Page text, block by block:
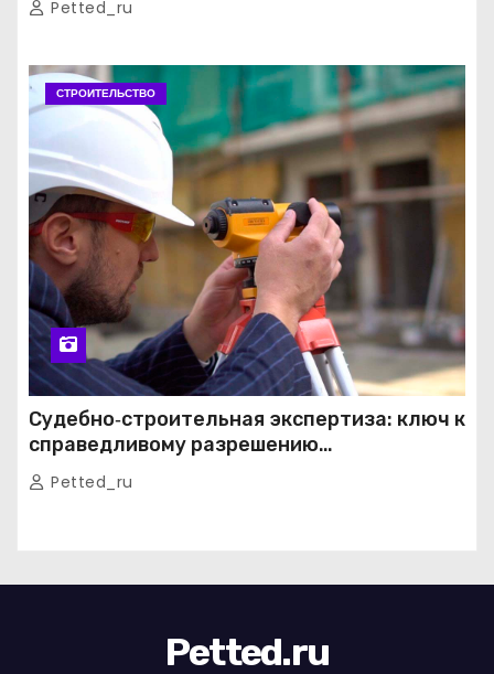
Petted_ru
СТРОИТЕЛЬСТВО
Судебно‑строительная экспертиза: ключ к
справедливому разрешению
строительных споров
Petted_ru
Petted.ru